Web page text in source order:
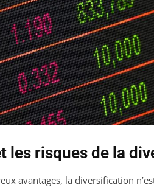
les risques de la
avantages, la diversification